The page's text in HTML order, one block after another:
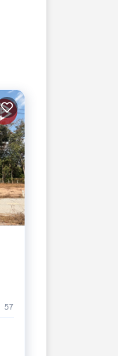
57